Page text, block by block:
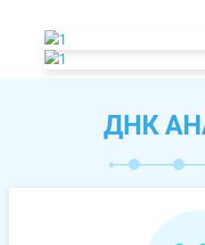
ДНК